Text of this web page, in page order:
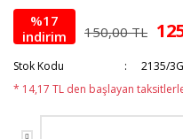
%17
indirim
150,00 TL
Stok Kodu
2135/
* 14,17 TL den başlayan